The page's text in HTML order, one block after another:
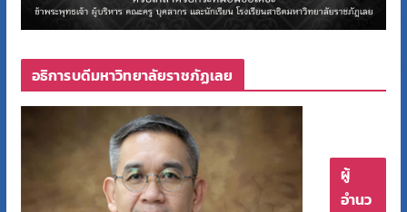
อธิการบดีมหาวิทยาลัยราชภัฏเลย
ผู้
อำนว